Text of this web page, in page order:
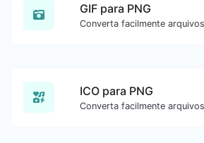
GIF para PNG
ICO para PNG